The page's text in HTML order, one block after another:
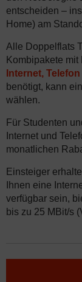
entscheiden –
Home) am
Alle Doppelflats
Kombipakete mit
Internet,
benötigt, kann
wählen.
Für Studenten
Internet und
monatlichen
Einsteiger
Ihnen eine
verfügbar sein,
bis zu 25 MBit/s